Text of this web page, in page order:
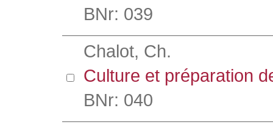
BNr: 039
Chalot, Ch.
Culture et préparation
BNr: 040